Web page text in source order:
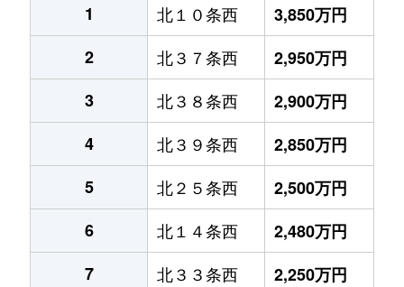
1
北１０条西
3,850万円
2
北３７条西
2,950万円
3
北３８条西
2,900万円
4
北３９条西
2,850万円
5
北２５条西
2,500万円
6
北１４条西
2,480万円
7
北３３条西
2,250万円